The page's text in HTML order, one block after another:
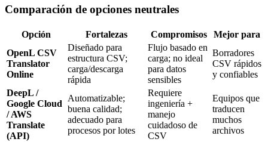
Comparación de opciones neutrales
Opción Fortalezas Compromisos
Mejor para
OpenL CSV
Translator
Online
Diseñado para
estructura CSV;
carga/descarga
rápida
Flujo basado en
carga; no ideal
para datos
sensibles
Borradores
CSV rápidos
y confiables
DeepL /
Google Cloud
/ AWS
Translate
(API)
Automatizable;
buena calidad;
adecuado para
procesos por lotes
Requiere
ingeniería +
manejo
cuidadoso de
CSV
Equipos que
traducen
muchos
archivos